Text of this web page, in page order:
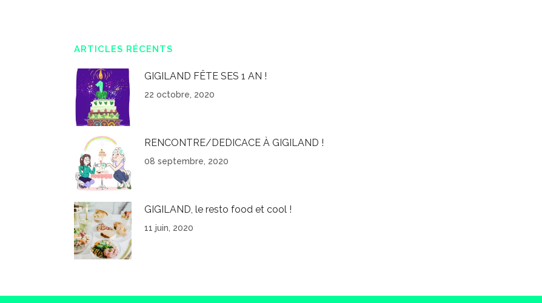
ARTICLES RÉCENTS
GIGILAND FÊTE SES 1 AN !
22 octobre, 2020
RENCONTRE/DEDICACE À GIGILAND !
08 septembre, 2020
GIGILAND, le resto food et cool !
11 juin, 2020